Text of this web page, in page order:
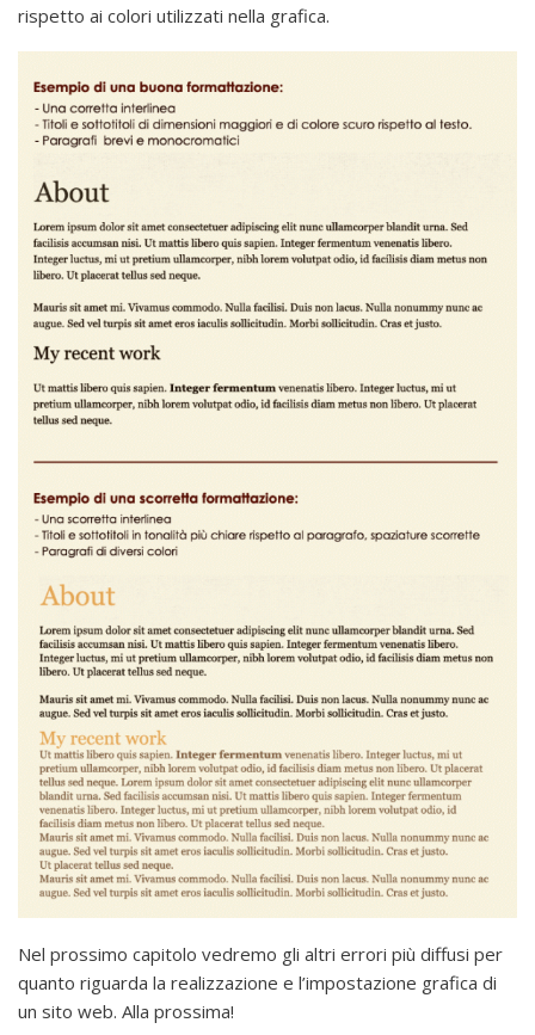
rispetto ai colori utilizzati nella grafica.
Nel prossimo capitolo vedremo gli altri errori più diffusi per
quanto riguarda la realizzazione e l’impostazione grafica di
un sito web. Alla prossima!